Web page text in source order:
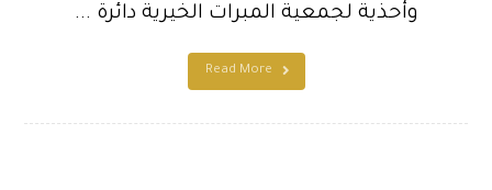
وأحذية لجمعية المبرات الخيرية دائرة ...
Read More